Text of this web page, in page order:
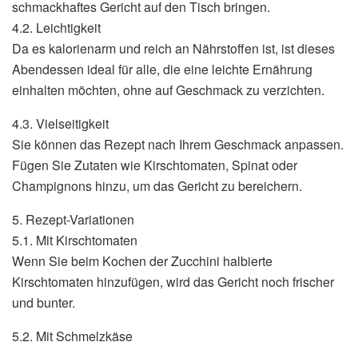
schmackhaftes Gericht auf den Tisch bringen.
4.2. Leichtigkeit
Da es kalorienarm und reich an Nährstoffen ist, ist dieses
Abendessen ideal für alle, die eine leichte Ernährung
einhalten möchten, ohne auf Geschmack zu verzichten.
4.3. Vielseitigkeit
Sie können das Rezept nach Ihrem Geschmack anpassen.
Fügen Sie Zutaten wie Kirschtomaten, Spinat oder
Champignons hinzu, um das Gericht zu bereichern.
5. Rezept-Variationen
5.1. Mit Kirschtomaten
Wenn Sie beim Kochen der Zucchini halbierte
Kirschtomaten hinzufügen, wird das Gericht noch frischer
und bunter.
5.2. Mit Schmelzkäse